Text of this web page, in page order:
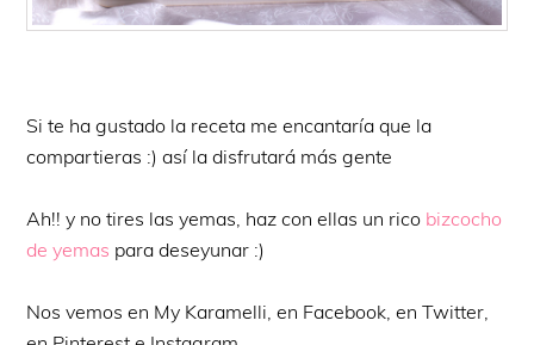
Si te ha gustado la receta me encantaría que la
compartieras :) así la disfrutará más gente
Ah!! y no tires las yemas, haz con ellas un rico bizcocho
de yemas para deseyunar :)
Nos vemos en My Karamelli, en Facebook, en Twitter,